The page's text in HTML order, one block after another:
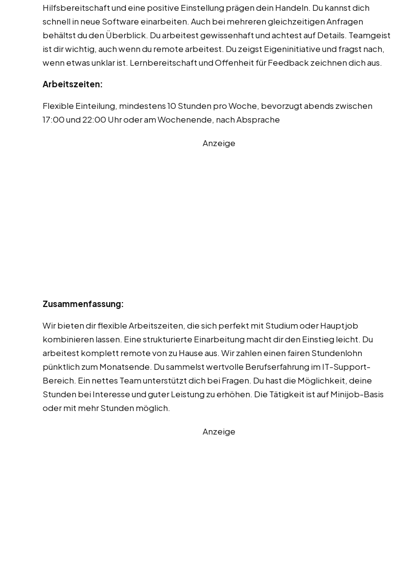
Hilfsbereitschaft und eine positive Einstellung prägen dein Handeln. Du kannst dich
schnell in neue Software einarbeiten. Auch bei mehreren gleichzeitigen Anfragen
behältst du den Überblick. Du arbeitest gewissenhaft und achtest auf Details. Teamgeist
ist dir wichtig, auch wenn du remote arbeitest. Du zeigst Eigeninitiative und fragst nach,
wenn etwas unklar ist. Lernbereitschaft und Offenheit für Feedback zeichnen dich aus.
Arbeitszeiten:
Flexible Einteilung, mindestens 10 Stunden pro Woche, bevorzugt abends zwischen
17:00 und 22:00 Uhr oder am Wochenende, nach Absprache
Anzeige
Zusammenfassung:
Wir bieten dir flexible Arbeitszeiten, die sich perfekt mit Studium oder Hauptjob
kombinieren lassen. Eine strukturierte Einarbeitung macht dir den Einstieg leicht. Du
arbeitest komplett remote von zu Hause aus. Wir zahlen einen fairen Stundenlohn
pünktlich zum Monatsende. Du sammelst wertvolle Berufserfahrung im IT-Support-
Bereich. Ein nettes Team unterstützt dich bei Fragen. Du hast die Möglichkeit, deine
Stunden bei Interesse und guter Leistung zu erhöhen. Die Tätigkeit ist auf Minijob-Basis
oder mit mehr Stunden möglich.
Anzeige